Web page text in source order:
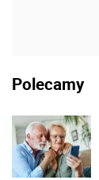
Polecamy